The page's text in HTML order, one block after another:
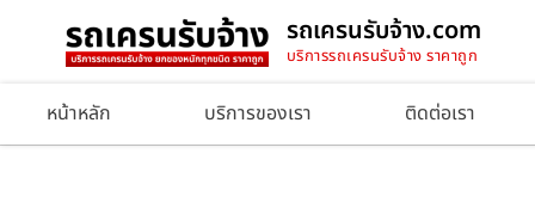
รถเครนรับจ้าง.com
บริการรถเครนรับจ้าง ราคาถูก
หน้าหลัก บริการของเรา ติดต่อเรา